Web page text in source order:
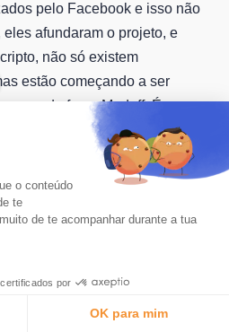
o conteúdo
te
de te acompanhar durante a tua
por
OK para mim
pelo Facebook e isso não
eles afundaram o projeto, e
não só existem
estão começando a ser
capaz de fazer Madoff. É um
perigoso, com milhões de
Então, obviamente, para a
mudança importante de
Unidos, ela deu comida à
bastante agressivo com
quer inserir a criptografia
pouco a pé de cabra, com
regulatório foi uma